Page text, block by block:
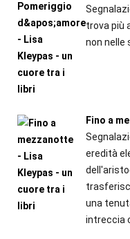
trova più
non nelle
Fino a
eredità
una
intreccia